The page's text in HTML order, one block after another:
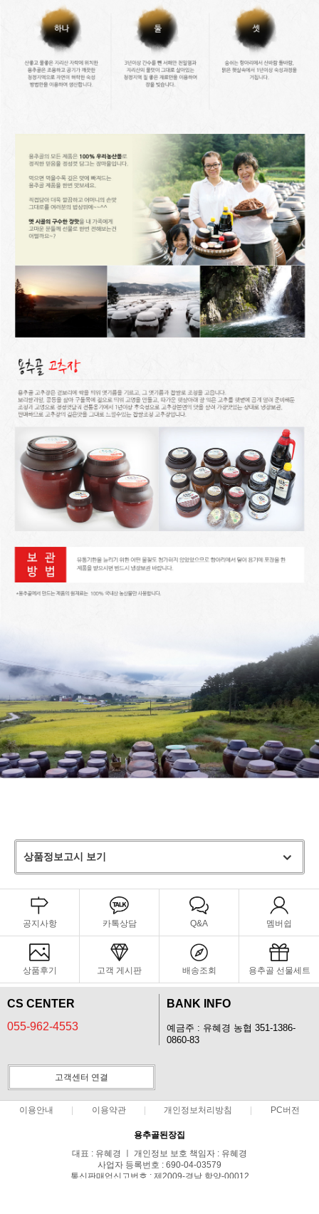
상품정보고시 보기
공지사항 카톡상담 Q&A 멤버쉽
상품후기 고객 게시판 배송조회 용추골 선물세트
CS CENTER
055-962-4553
BANK INFO
예금주 : 유혜경 농협 351-1386-
0860-83
고객센터 연결
이용안내 이용약관 개인정보처리방침 PC버전
용추골된장집
대표 : 유혜경 ㅣ 개인정보 보호 책임자 : 유혜경
사업자 등록번호 : 690-04-03579
통신판매업신고번호 : 제2009-경남 함양-00012